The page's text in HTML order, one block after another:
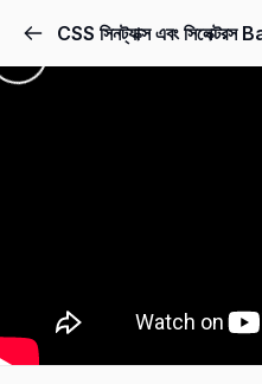
CSS সিনট্যাক্স এবং